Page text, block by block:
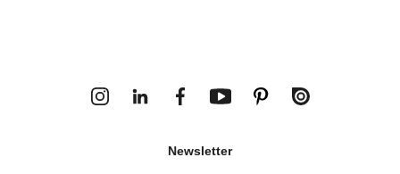
Newsletter